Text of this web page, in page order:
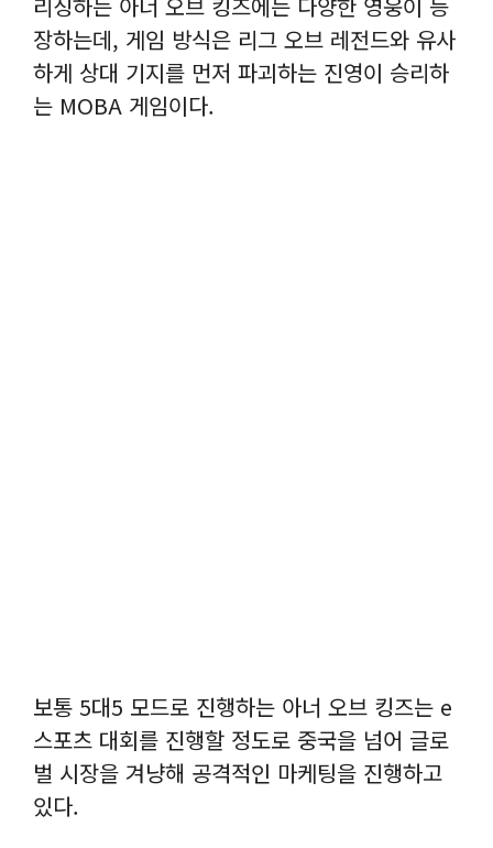
장하는데, 게임 방식은 리그 오브 레전드와 유사
하게 상대 기지를 먼저 파괴하는 진영이 승리하
는 MOBA 게임이다.
보통 5대5 모드로 진행하는 아너 오브 킹즈는 e
스포츠 대회를 진행할 정도로 중국을 넘어 글로
벌 시장을 겨냥해 공격적인 마케팅을 진행하고
있다.